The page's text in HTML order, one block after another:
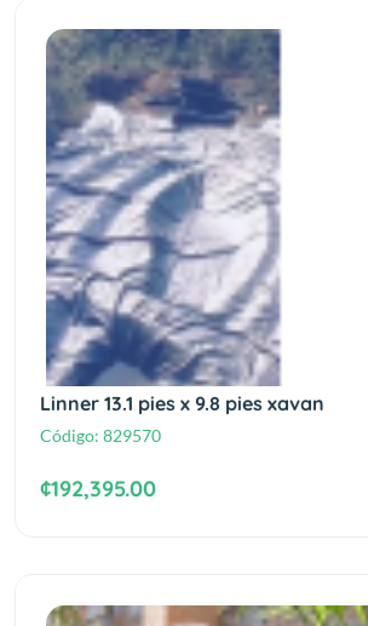
Linner 13.1 pies x 9.8 pies xavan
Código: 829570
¢192,395.00